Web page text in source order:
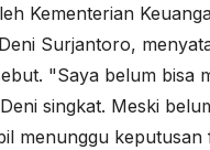
Kementerian
Surjantoro,
"Saya belum bisa
singkat. Meski
menunggu keputusan